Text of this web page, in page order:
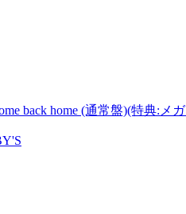
back home (通常盤)(特典:メ